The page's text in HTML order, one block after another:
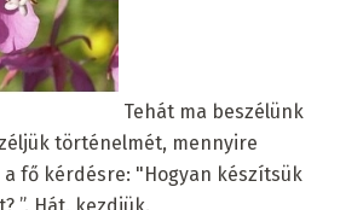
Tehát ma beszélünk
történelmét, mennyire
a fő kérdésre: "Hogyan készítsük